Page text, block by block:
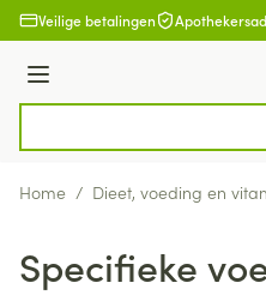
Ga naar de inhoud
Veilige betalingen
Menu
Home / Dieet, voeding en
Specifieke